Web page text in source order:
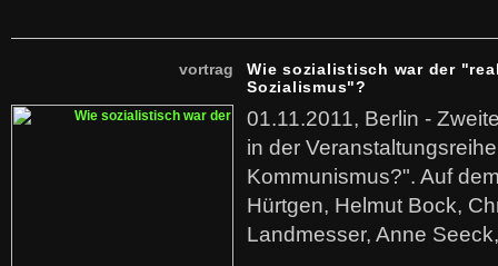
vortrag
Wie sozialistisch war der
Sozialismus"?
01.11.2011, Berlin -
in der
Kommunismus?". Auf
Hürtgen, Helmut Bock,
Landmesser, Anne